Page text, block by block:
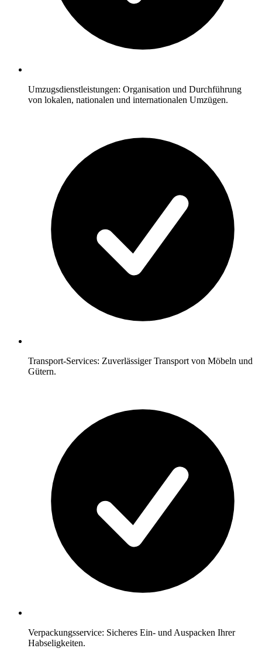
Umzugsdienstleistungen: Organisation und Durchführung
von lokalen, nationalen und internationalen Umzügen.
Transport-Services: Zuverlässiger Transport von Möbeln und
Gütern.
Verpackungsservice: Sicheres Ein- und Auspacken Ihrer
Habseligkeiten.